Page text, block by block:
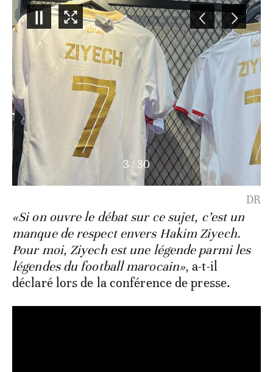
4 / 30
Hakim Ziyech
«Si on ouvre le débat sur ce sujet, c’est un
manque de respect envers Hakim Ziyech.
Pour moi, Ziyech est une légende parmi les
légendes du football marocain», a-t-il
déclaré lors de la conférence de presse.